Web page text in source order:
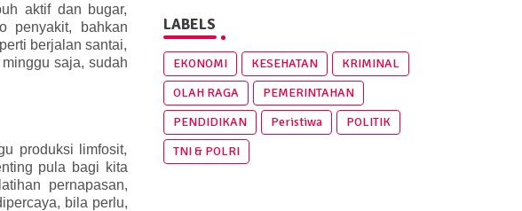
aktif dan bugar,
penyakit, bahkan
berjalan santai,
saja, sudah
produksi limfosit,
pula bagi kita
pernapasan,
bila perlu,
LABELS
EKONOMI KESEHATAN
KRIMINAL
OLAH RAGA
PEMERINTAHAN
PENDIDIKAN
Peristiwa
POLITIK
TNI & POLRI